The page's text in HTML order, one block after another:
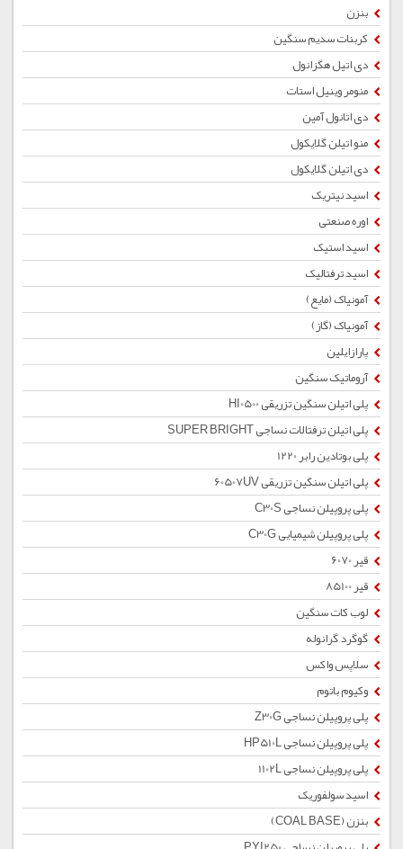
بنزن
کربنات سدیم سنگین
دی اتیل هگزانول
منومر وینیل استات
دی اتانول آمین
منو اتیلن گلایکول
دی اتیلن گلایکول
اسید نیتریک
اوره صنعتی
اسید استیک
اسید ترفتالیک
آمونیاک (مایع)
آمونیاک (گاز)
پارازایلین
آروماتیک سنگین
پلی اتیلن سنگین تزریقی HI0500
پلی اتیلن ترفتالات نساجی SUPER BRIGHT
پلی بوتادین رابر 1220
پلی اتیلن سنگین تزریقی 60507UV
پلی پروپیلن نساجی C30S
پلی پروپیلن شیمیایی C30G
قیر 6070
قیر 85100
لوب کات سنگین
گوگرد گرانوله
سلاپس واکس
وکیوم باتوم
پلی پروپیلن نساجی Z30G
پلی پروپیلن نساجی HP510L
پلی پروپیلن نساجی 1102L
اسید سولفوریک
بنزن (COAL BASE)